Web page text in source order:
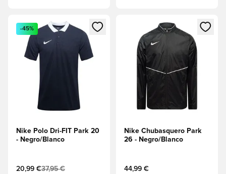
Abre un modal para iniciar sesión o registrarse como
-45%
Nike Polo Dri-FIT Park 20
- Negro/Blanco
20,99 €37,95 €
Abre un modal para iniciar
Nike Chubasquero Park
26 - Negro/Blanco
44,99 €